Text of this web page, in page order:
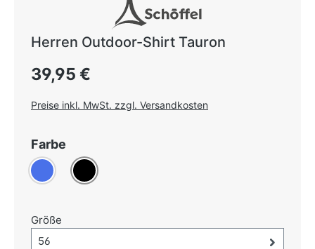
Herren Outdoor-Shirt Tauron
Regulärer Preis:
39,95 €
Preise inkl. MwSt. zzgl. Versandkosten
Farbe
Blau
(Diese Option ist zurzeit nicht verfügbar.)
Schwarz
Größe
Größe-Auswahl öffnen, aktuell ausgewählt:
56